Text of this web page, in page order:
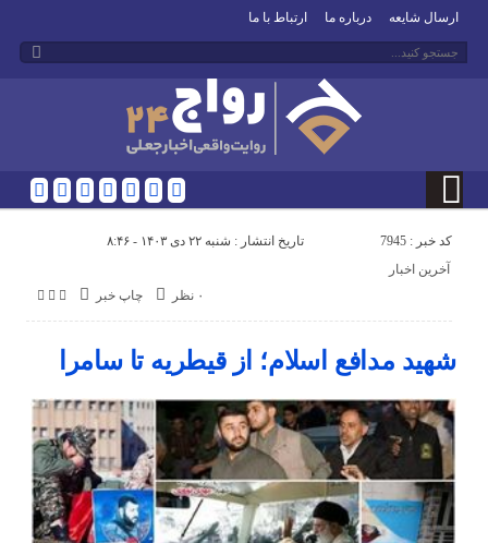
ارسال شایعه درباره ما ارتباط با ما
کد خبر : 7945 تاریخ انتشار : شنبه ۲۲ دی ۱۴۰۳ - ۸:۴۶
چاپ خبر ۰ نظر
آخرین اخبار
شهید مدافع اسلام؛ از قیطریه تا سامرا